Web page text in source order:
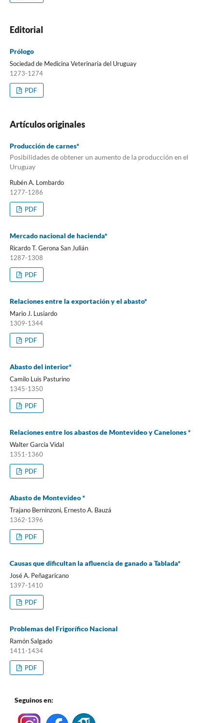
Editorial
Prólogo
Sociedad de Medicina Veterinaria del Uruguay
1273-1274
PDF
Artículos originales
Producción de carnes*
Posibilidades de obtener un aumento de la producción en el
Uruguay
Rubén A. Lombardo
1277-1286
PDF
Mercado nacional de hacienda*
Ricardo T. Gerona San Julián
1287-1308
PDF
Relaciones entre la exportación y el abasto*
Mario J. Lusiardo
1309-1344
PDF
Abasto del interior*
Camilo Luis Pasturino
1345-1350
PDF
Relaciones entre los abastos de Montevideo y Canelones *
Walter García Vidal
1351-1360
PDF
Abasto de Montevideo *
Trajano Berninzoni, Ernesto A. Bauzá
1362-1396
PDF
Causas que dificultan la afluencia de ganado a Tablada*
José A. Peñagaricano
1397-1410
PDF
Problemas del Frigorífico Nacional
Ramón Salgado
1411-1434
PDF
Seguinos en: